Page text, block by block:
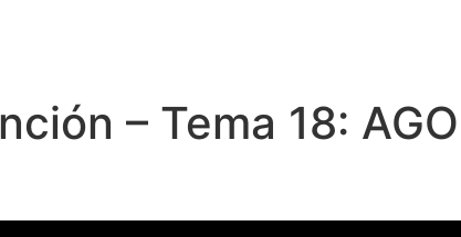
– Tema 18: